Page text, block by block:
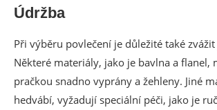
Údržba
Při výběru povlečení je důležité také
Některé materiály, jako je bavlna a flanel,
pračkou snadno vyprány a žehleny. Jiné
hedvábí, vyžadují speciální péči, jako je